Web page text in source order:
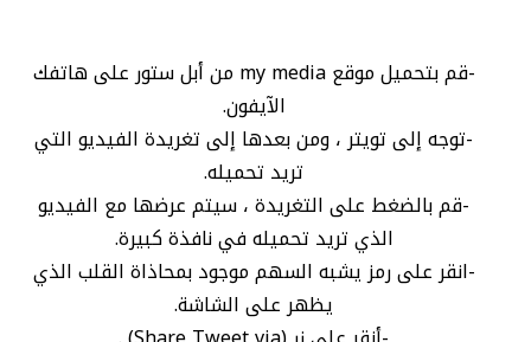
-قم بتحميل موقع my media من أبل ستور على هاتفك
الآيفون.
-توجه إلى تويتر ، ومن بعدها إلى تغريدة الفيديو التي
تريد تحميله.
-قم بالضغط على التغريدة ، سيتم عرضها مع الفيديو
الذي تريد تحميله في نافذة كبيرة.
-انقر على رمز يشبه السهم موجود بمحاذاة القلب الذي
يظهر على الشاشة.